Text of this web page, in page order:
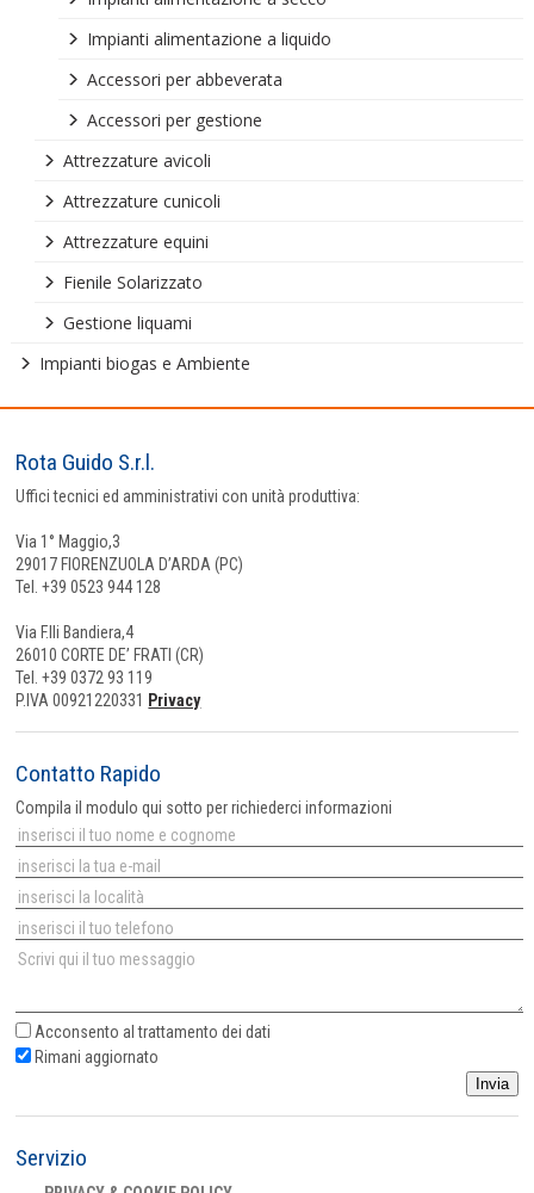
Impianti alimentazione a liquido
Accessori per abbeverata
Accessori per gestione
Attrezzature avicoli
Attrezzature cunicoli
Attrezzature equini
Fienile Solarizzato
Gestione liquami
Impianti biogas e Ambiente
Rota Guido S.r.l.
Uffici tecnici ed amministrativi con unità produttiva:
Via 1° Maggio,3
29017 FIORENZUOLA D’ARDA (PC)
Tel. +39 0523 944 128
Via F.lli Bandiera,4
26010 CORTE DE’ FRATI (CR)
Tel. +39 0372 93 119
P.IVA 00921220331 Privacy
Contatto Rapido
Compila il modulo qui sotto per richiederci informazioni
Acconsento altrattamento dei dati
Rimani aggiornato
Invia
Servizio